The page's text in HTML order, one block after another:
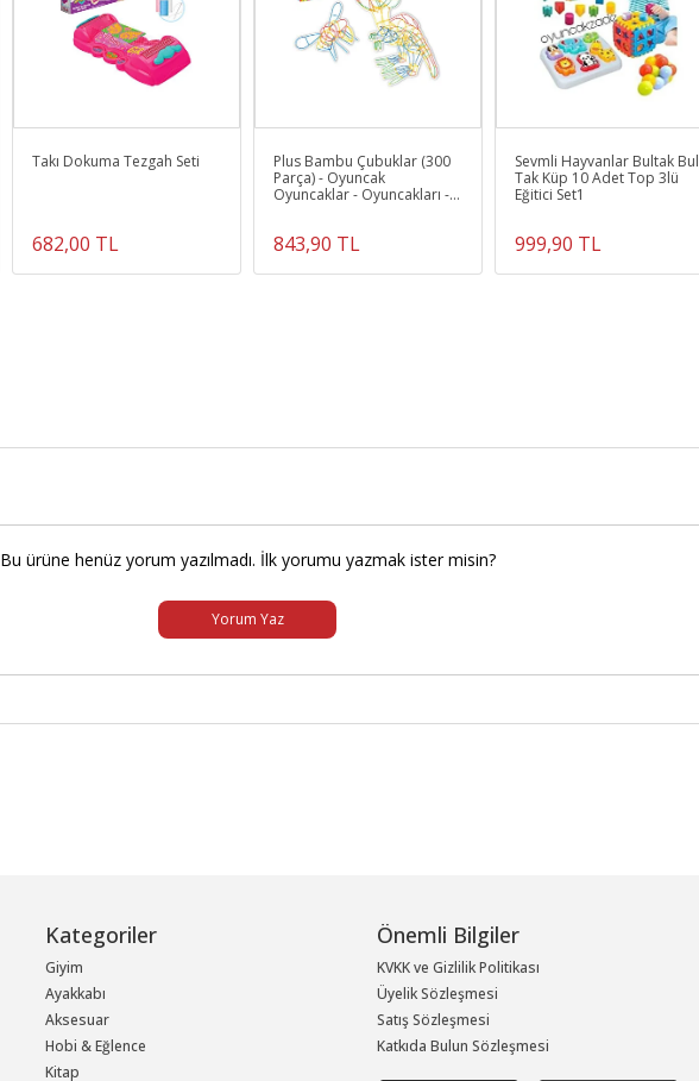
Takı Dokuma Tezgah Seti
682,00 TL
Plus Bambu Çubuklar (300
Parça) - Oyuncak
Oyuncaklar - Oyuncakları -
843,90 TL
Sevmli Hayvanlar Bultak Bul
Tak Küp 10 Adet Top 3lü
Eğitici Set1
999,90 TL
Bu ürüne henüz yorum yazılmadı. İlk yorumu yazmak ister misin?
Yorum Yaz
Kategoriler
Giyim
Ayakkabı
Aksesuar
Hobi & Eğlence
Kitap
Önemli Bilgiler
KVKK ve Gizlilik Politikası
Üyelik Sözleşmesi
Satış Sözleşmesi
Katkıda Bulun Sözleşmesi